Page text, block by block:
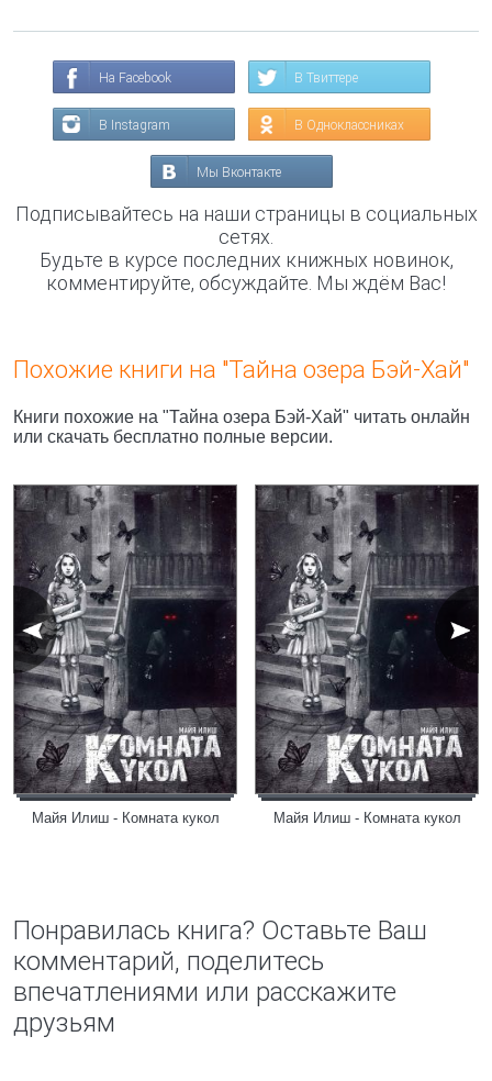
На Facebook В Твиттере
В Instagram В Одноклассниках
Мы Вконтакте
Подписывайтесь на наши страницы в социальных
сетях.
Будьте в курсе последних книжных новинок,
комментируйте, обсуждайте. Мы ждём Вас!
Похожие книги на "Тайна озера Бэй-Хай"
Книги похожие на "Тайна озера Бэй-Хай" читать онлайн
или скачать бесплатно полные версии.
Майя Илиш - Комната кукол Майя Илиш - Комната кукол
Понравилась книга? Оставьте Ваш
комментарий, поделитесь
впечатлениями или расскажите
друзьям